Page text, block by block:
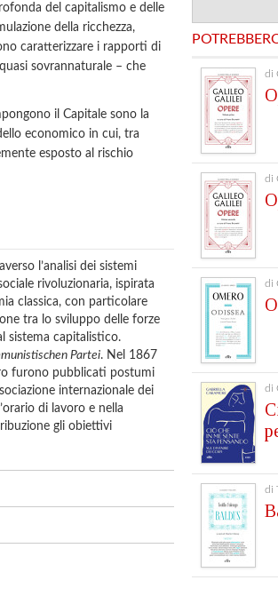
del capitalismo e delle
della ricchezza,
caratterizzare i rapporti di
sovrannaturale – che
il Capitale sono la
economico in cui, tra
esposto al rischio
l’analisi dei sistemi
rivoluzionaria, ispirata
classica, con particolare
tra lo sviluppo delle forze
sistema capitalistico.
Partei. Nel 1867
furono pubblicati postumi
internazionale dei
di lavoro e nella
gli obiettivi
di Karl Marx e di
Maynard Keynes in
di
di
di
di
di